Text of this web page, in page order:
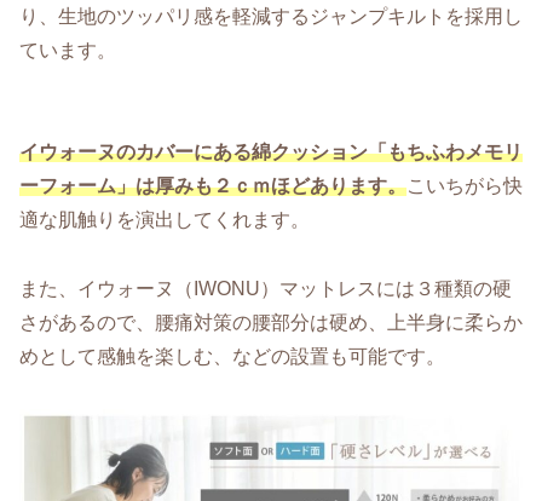
り、生地のツッパリ感を軽減するジャンプキルトを採用し
ています。
イウォーヌのカバーにある綿クッション「もちふわメモリ
ーフォーム」は厚みも２ｃｍほどあります。こいちがら快
適な肌触りを演出してくれます。
また、イウォーヌ（IWONU）マットレスには３種類の硬
さがあるので、腰痛対策の腰部分は硬め、上半身に柔らか
めとして感触を楽しむ、などの設置も可能です。